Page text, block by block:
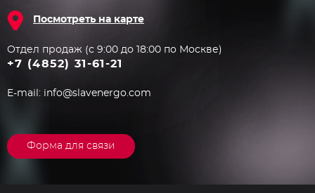
Посмотреть на карте
Отдел продаж (с 9:00 до 18:00 по Москве)
+7 (4852) 31-61-21
E-mail: info@slavenergo.com
Форма для связи